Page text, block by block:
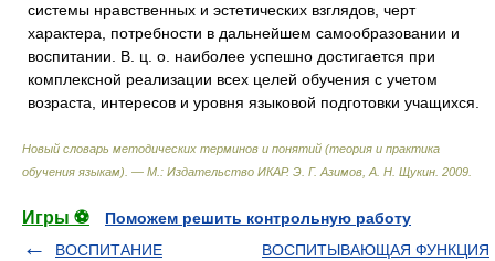
системы нравственных и эстетических взглядов, черт
характера, потребности в дальнейшем самообразовании и
воспитании. В. ц. о. наиболее успешно достигается при
комплексной реализации всех целей обучения с учетом
возраста, интересов и уровня языковой подготовки учащихся.
Новый словарь методических терминов и понятий (теория и практика
обучения языкам). — М.: Издательство ИКАР. Э. Г. Азимов, А. Н. Щукин 2009
Игры ⚽
Поможем решить контрольную работу
ВОСПИТАНИЕ
ВОСПИТЫВАЮЩАЯ ФУНКЦИЯ